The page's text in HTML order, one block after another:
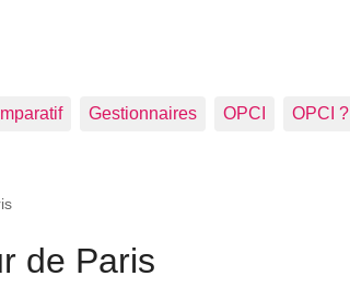
Gestionnaires OPCI OPCI ?
de Paris